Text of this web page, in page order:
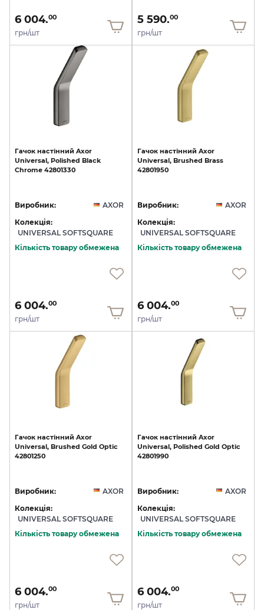
6 004.00
грн/шт
5 590.00
грн/шт
Гачок настінний Axor
Universal, Polished Black
Chrome 42801330
Виробник:
AXOR
Колекція:
UNIVERSAL SOFTSQUARE
Кількість товару обмежена
6 004.00
грн/шт
Гачок настінний Axor
Universal, Brushed Brass
42801950
Виробник:
AXOR
Колекція:
UNIVERSAL SOFTSQUARE
Кількість товару обмежена
6 004.00
грн/шт
Гачок настінний Axor
Universal, Brushed Gold Optic
42801250
Виробник:
AXOR
Колекція:
UNIVERSAL SOFTSQUARE
Кількість товару обмежена
6 004.00
грн/шт
Гачок настінний Axor
Universal, Polished Gold Optic
42801990
Виробник:
AXOR
Колекція:
UNIVERSAL SOFTSQUARE
Кількість товару обмежена
6 004.00
грн/шт